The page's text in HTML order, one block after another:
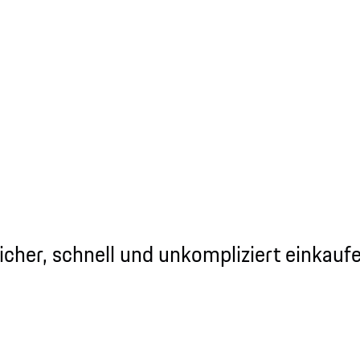
schnell und unkompliziert